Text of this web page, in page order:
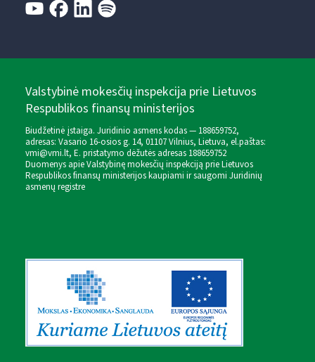
Valstybinė mokesčių inspekcija prie Lietuvos
Respublikos finansų ministerijos
Biudžetinė įstaiga. Juridinio asmens kodas — 188659752,
adresas: Vasario 16-osios g. 14, 01107 Vilnius, Lietuva, el.paštas:
vmi@vmi.lt, E. pristatymo dėžutės adresas 188659752
Duomenys apie Valstybinę mokesčių inspekciją prie Lietuvos
Respublikos finansų ministerijos kaupiami ir saugomi Juridinių
asmenų registre